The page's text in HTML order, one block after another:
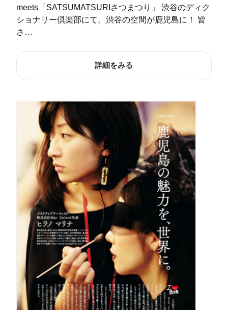
meets「SATSUMATSURIさつまつり」 渋谷のディク
ショナリー倶楽部にて。渋谷の空間が鹿児島に！ 皆
さ…
詳細をみる